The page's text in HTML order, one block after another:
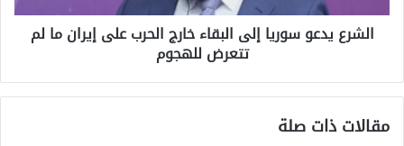
إيران
للهجوم
الشرع يدعو سوريا إلى البقاء خارج الحرب على إيران ما لم
تتعرض للهجوم
مقالات ذات صلة